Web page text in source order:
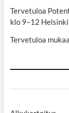
Tervetuloa
klo 9–12
Tervetuloa